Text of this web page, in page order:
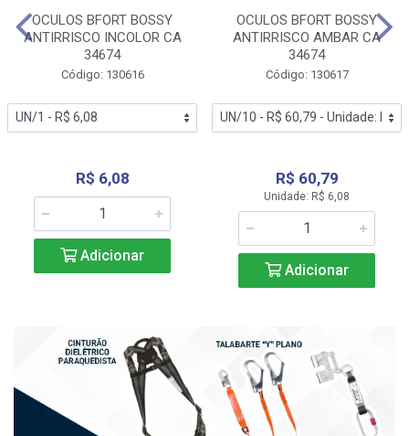
OCULOS BFORT BOSSY
ANTIRRISCO INCOLOR CA
34674
Código: 130616
R$ 6,08
Adicionar
OCULOS BFORT BOSSY
ANTIRRISCO AMBAR CA
34674
Código: 130617
R$ 60,79
Unidade: R$ 6,08
Adicionar